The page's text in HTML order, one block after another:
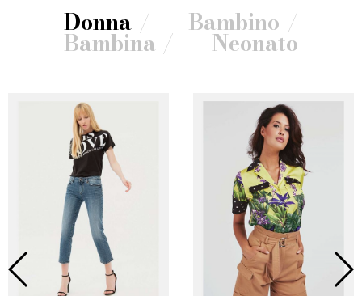
Donna Bambino
Bambina Neonato